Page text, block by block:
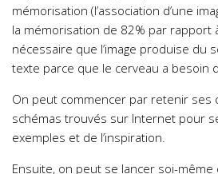
mémorisation (l’association d’une
la mémorisation de 82% par rapport
nécessaire que l’image produise du
texte parce que le cerveau a besoin
On peut commencer par retenir ses
schémas trouvés sur Internet pour
exemples et de l’inspiration.
Ensuite, on peut se lancer soi-même